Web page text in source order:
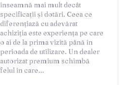
înseamnă mai mult decât
specificații și dotări. Ceea ce
diferențiază cu adevărat
achiziția este experiența pe care
o ai de la prima vizită până în
perioada de utilizare. Un dealer
autorizat premium schimbă
felul în care...